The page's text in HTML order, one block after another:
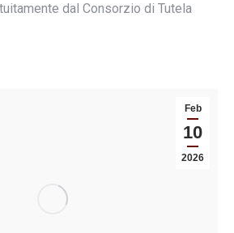
dal Consorzio di Tutela
Feb
10
2026